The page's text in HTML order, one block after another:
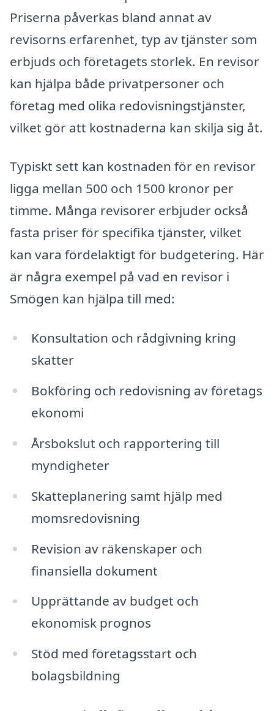
Priserna påverkas bland annat av
revisorns erfarenhet, typ av tjänster som
erbjuds och företagets storlek. En revisor
kan hjälpa både privatpersoner och
företag med olika redovisningstjänster,
vilket gör att kostnaderna kan skilja sig åt.
Typiskt sett kan kostnaden för en revisor
ligga mellan 500 och 1500 kronor per
timme. Många revisorer erbjuder också
fasta priser för specifika tjänster, vilket
kan vara fördelaktigt för budgetering. Här
är några exempel på vad en revisor i
Smögen kan hjälpa till med:
Konsultation och rådgivning kring
skatter
Bokföring och redovisning av företags
ekonomi
Årsbokslut och rapportering till
myndigheter
Skatteplanering samt hjälp med
momsredovisning
Revision av räkenskaper och
finansiella dokument
Upprättande av budget och
ekonomisk prognos
Stöd med företagsstart och
bolagsbildning